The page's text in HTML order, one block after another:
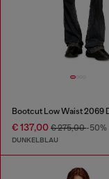
€ 137,00 € 275,00-50%
DUNKELBLAU